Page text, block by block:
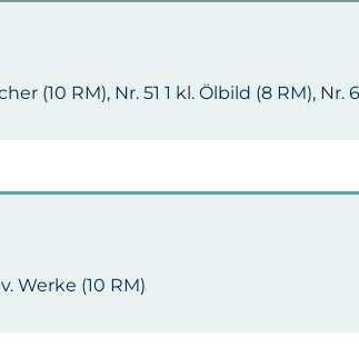
(10 RM), Nr. 51 1 kl. Ölbild (8 RM),
Werke (10 RM)